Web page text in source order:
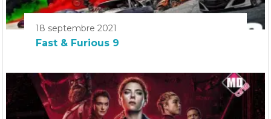
18 septembre 2021
Fast & Furious 9